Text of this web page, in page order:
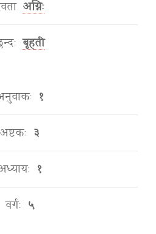
अग्निः
बृहती
१
अष्टकः ३
१
वर्गः ५